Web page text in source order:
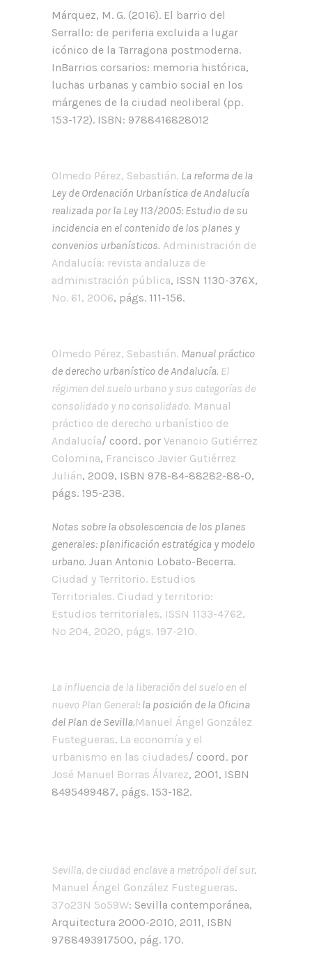
Márquez, M. G. (2016). El barrio del
Serrallo: de periferia excluida a lugar
icónico de la Tarragona postmoderna.
InBarrios corsarios: memoria histórica,
luchas urbanas y cambio social en los
márgenes de la ciudad neoliberal (pp.
153-172). ISBN: 9788416828012
Olmedo Pérez, Sebastián. La reforma de la
Ley de Ordenación Urbanística de Andalucía
realizada por la Ley 113/2005: Estudio de su
incidencia en el contenido de los planes y
convenios urbanísticos. Administración de
Andalucía: revista andaluza de
administración pública, ISSN 1130-376X,
Nº. 61, 2006, págs. 111-156.
Olmedo Pérez, Sebastián. Manual práctico
de derecho urbanístico de Andalucía. El
régimen del suelo urbano y sus categorías de
consolidado y no consolidado. Manual
práctico de derecho urbanístico de
Andalucía/ coord. por Venancio Gutiérrez
Colomina, Francisco Javier Gutiérrez
Julián, 2009, ISBN 978-84-88282-88-0,
págs. 195-238.
Notas sobre la obsolescencia de los planes
generales: planificación estratégica y modelo
urbano. Juan Antonio Lobato-Becerra.
Ciudad y Territorio. Estudios
Territoriales. Ciudad y territorio:
Estudios territoriales, ISSN 1133-4762,
Nº 204, 2020, págs. 197-210.
La influencia de la liberación del suelo en el
nuevo Plan General: la posición de la Oficina
del Plan de Sevilla.Manuel Ángel González
Fustegueras. La economía y el
urbanismo en las ciudades/ coord. por
José Manuel Borras Álvarez, 2001, ISBN
8495499487, págs. 153-182.
Sevilla, de ciudad enclave a metrópoli del sur.
Manuel Ángel González Fustegueras.
37º23N 5º59W: Sevilla contemporánea,
Arquitectura 2000-2010, 2011, ISBN
9788493917500, pág. 170.